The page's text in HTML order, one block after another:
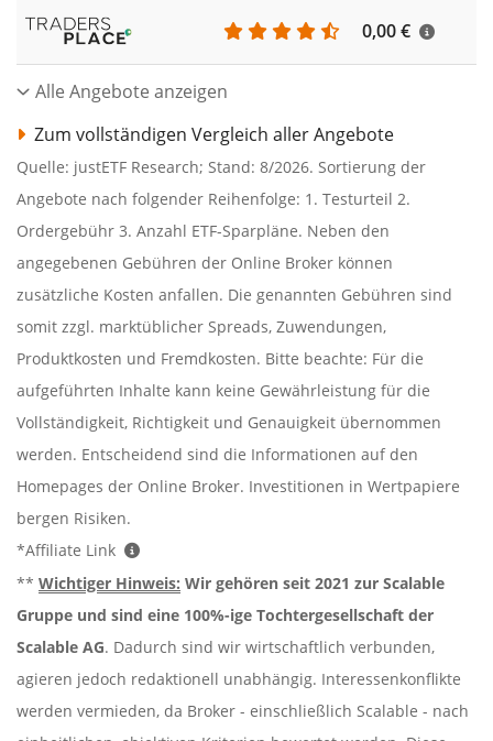
0,00 €
Alle Angebote anzeigen
Zum vollständigen Vergleich aller Angebote
Quelle: justETF Research; Stand: 8/2026. Sortierung der
Angebote nach folgender Reihenfolge: 1. Testurteil 2.
Ordergebühr 3. Anzahl ETF-Sparpläne. Neben den
angegebenen Gebühren der Online Broker können
zusätzliche Kosten anfallen. Die genannten Gebühren sind
somit zzgl. marktüblicher Spreads, Zuwendungen,
Produktkosten und Fremdkosten. Bitte beachte: Für die
aufgeführten Inhalte kann keine Gewährleistung für die
Vollständigkeit, Richtigkeit und Genauigkeit übernommen
werden. Entscheidend sind die Informationen auf den
Homepages der Online Broker. Investitionen in Wertpapiere
bergen Risiken.
*Affiliate Link
** Wichtiger Hinweis: Wir gehören seit 2021 zur Scalable
Gruppe und sind eine 100%-ige Tochtergesellschaft der
Scalable AG. Dadurch sind wir wirtschaftlich verbunden,
agieren jedoch redaktionell unabhängig. Interessenkonflikte
werden vermieden, da Broker - einschließlich Scalable - nach